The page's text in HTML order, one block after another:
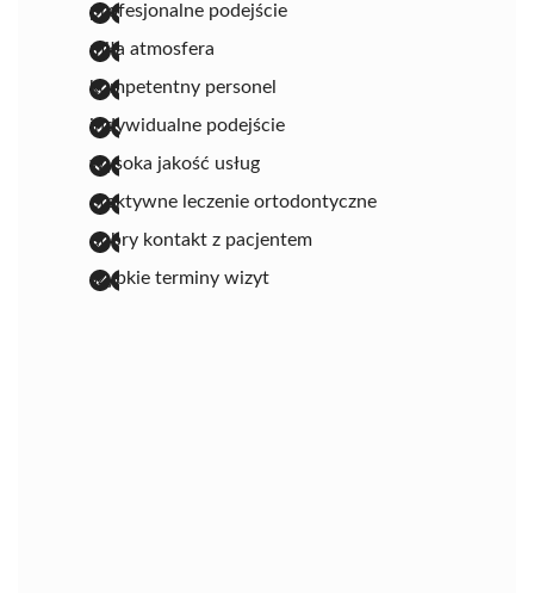
profesjonalne podejście
miła atmosfera
kompetentny personel
indywidualne podejście
wysoka jakość usług
efektywne leczenie ortodontyczne
dobry kontakt z pacjentem
szybkie terminy wizyt